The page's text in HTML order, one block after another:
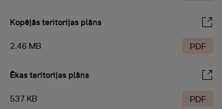
Kopējās teritorijas plāns
2.46 MB PDF
Ēkas teritorijas plāns
537 KB PDF